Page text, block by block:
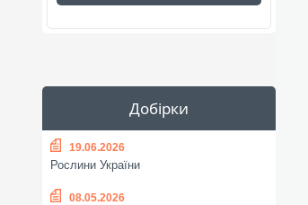
Добірки
19.06.2026
Рослини України
08.05.2026